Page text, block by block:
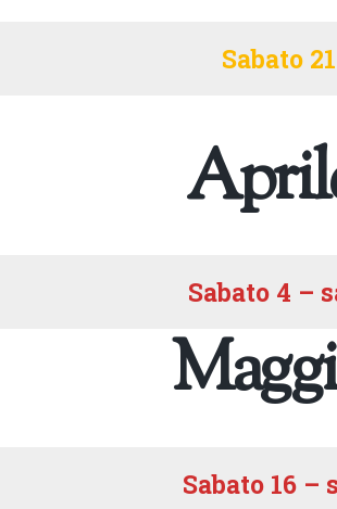
Sabato
Sabato 4 –
Sabato 16